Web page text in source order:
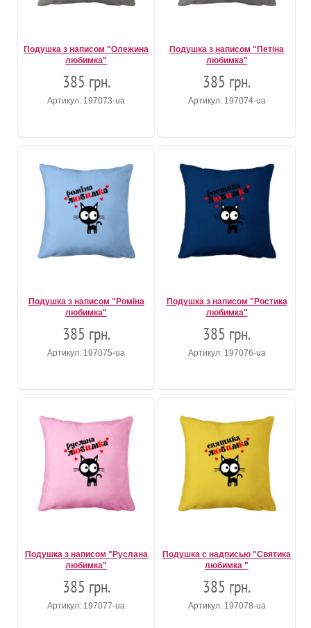
Подушка з написом "Олежина
любимка"
385 грн.
Артикул: 197073-ua
Подушка з написом "Петіна
любимка"
385 грн.
Артикул: 197074-ua
Подушка з написом "Роміна
любимка"
385 грн.
Артикул: 197075-ua
Подушка з написом "Ростика
любимка"
385 грн.
Артикул: 197076-ua
Подушка з написом "Руслана
любимка"
385 грн.
Артикул: 197077-ua
Подушка с надписью "Святика
любимка "
385 грн.
Артикул: 197078-ua